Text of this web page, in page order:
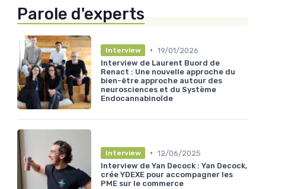
Parole d'experts
Interview • 19/01/2026
Interview de Laurent Buord de
Renact : Une nouvelle approche du
bien-être approche autour des
neurosciences et du Système
Endocannabinoïde
Interview • 12/06/2025
Interview de Yan Decock : Yan Decock,
crée YDEXE pour accompagner les
PME sur le commerce